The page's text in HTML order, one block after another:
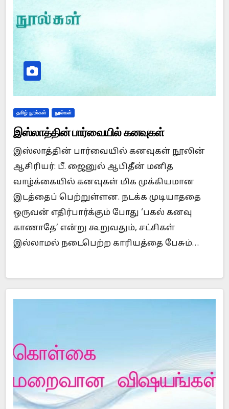
தமிழ் நூல்கள் நூல்கள்
இஸ்லாத்தின் பார்வையில் கனவுகள்
இஸ்லாத்தின் பார்வையில் கனவுகள் நூலின்
ஆசிரியர்: பீ. ஜைனுல் ஆபிதீன் மனித
வாழ்க்கையில் கனவுகள் மிக முக்கியமான
இடத்தைப் பெற்றுள்ளன. நடக்க முடியாததை
ஒருவன் எதிர்பார்க்கும் போது ‘பகல் கனவு
காணாதே’ என்று கூறுவதும், சட்சிகள்
இல்லாமல் நடைபெற்ற காரியத்தை பேசும்…